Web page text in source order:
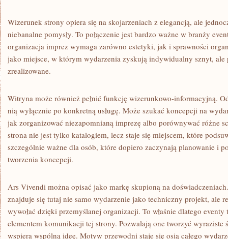
Wizerunek strony opiera się na skojarzeniach z elegancją, ale
niebanalne pomysły. To połączenie jest bardzo ważne w branży
organizacja imprez wymaga zarówno estetyki, jak i sprawności
jako miejsce, w którym wydarzenia zyskują indywidualny sznyt, ale
zrealizowane.
Witryna może również pełnić funkcję wizerunkowo-informacyjną.
nią wyłącznie po konkretną usługę. Może szukać koncepcji na
jak zorganizować niezapomnianą imprezę albo porównywać różne
strona nie jest tylko katalogiem, lecz staje się miejscem, które
szczególnie ważne dla osób, które dopiero zaczynają planowanie i
tworzenia koncepcji.
Ars Vivendi można opisać jako markę skupioną na
znajduje się tutaj nie samo wydarzenie jako techniczny projekt, ale
wywołać dzięki przemyślanej organizacji. To właśnie dlatego
elementem komunikacji tej strony. Pozwalają one tworzyć
wspiera wspólną ideę. Motyw przewodni staje się osią całego